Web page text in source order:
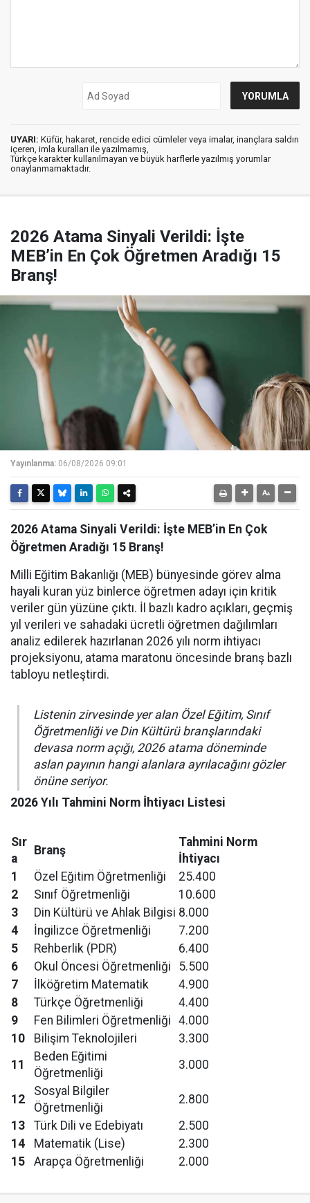
UYARI: Küfür, hakaret, rencide edici cümleler veya imalar, inançlara saldırı
içeren, imla kuralları ile yazılmamış,
Türkçe karakter kullanılmayan ve büyük harflerle yazılmış yorumlar
onaylanmamaktadır.
2026 Atama Sinyali Verildi: İşte
MEB’in En Çok Öğretmen Aradığı 15
Branş!
Yayınlanma: 06/08/2026 09:01
2026 Atama Sinyali Verildi: İşte MEB’in En Çok
Öğretmen Aradığı 15 Branş!
Milli Eğitim Bakanlığı (MEB) bünyesinde görev alma
hayali kuran yüz binlerce öğretmen adayı için kritik
veriler gün yüzüne çıktı. İl bazlı kadro açıkları, geçmiş
yıl verileri ve sahadaki ücretli öğretmen dağılımları
analiz edilerek hazırlanan 2026 yılı norm ihtiyacı
projeksiyonu, atama maratonu öncesinde branş bazlı
tabloyu netleştirdi.
Listenin zirvesinde yer alan Özel Eğitim, Sınıf
Öğretmenliği ve Din Kültürü branşlarındaki
devasa norm açığı, 2026 atama döneminde
aslan payının hangi alanlara ayrılacağını gözler
önüne seriyor.
2026 Yılı Tahmini Norm İhtiyacı Listesi
Sır
a
Branş
Tahmini Norm
İhtiyacı
1
Özel Eğitim Öğretmenliği
25.400
2
Sınıf Öğretmenliği
10.600
3
Din Kültürü ve Ahlak Bilgisi 8.000
4
İngilizce Öğretmenliği
7.200
5
Rehberlik (PDR)
6.400
6
Okul Öncesi Öğretmenliği
5.500
7
İlköğretim Matematik
4.900
8
Türkçe Öğretmenliği
4.400
9
Fen Bilimleri Öğretmenliği 4.000
10
Bilişim Teknolojileri
3.300
11
Beden Eğitimi
Öğretmenliği
3.000
12
Sosyal Bilgiler
Öğretmenliği
2.800
13
Türk Dili ve Edebiyatı
2.500
14
Matematik (Lise)
2.300
15
Arapça Öğretmenliği 2.000